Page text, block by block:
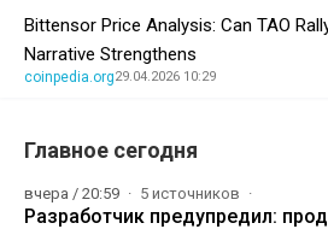
Bittensor Price Analysis: Can TAO
Narrative Strengthens
coinpedia.org29.04.2026 10:29
Главное сегодня
вчера / 20:59 5 источников
Разработчик предупредил: